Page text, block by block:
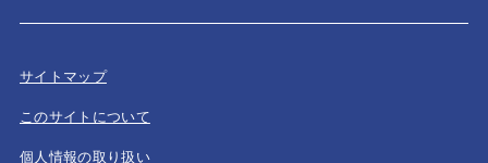
サイトマップ
このサイトについて
個人情報の取り扱い